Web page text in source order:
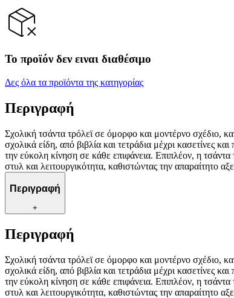
Το προϊόν δεν ειναι διαθέσιμο
Δες όλα τα προϊόντα της κατηγορίας
Περιγραφή
Σχολική τσάντα τρόλεϊ σε όμορφο και μοντέρνο σχέδιο,
σχολικά είδη, από βιβλία και τετράδια μέχρι κασετίνες
την εύκολη κίνηση σε κάθε επιφάνεια. Επιπλέον, η
στυλ και λειτουργικότητα, καθιστώντας την απαραίτητο
Περιγραφή
+
Περιγραφή
Σχολική τσάντα τρόλεϊ σε όμορφο και μοντέρνο σχέδιο,
σχολικά είδη, από βιβλία και τετράδια μέχρι κασετίνες
την εύκολη κίνηση σε κάθε επιφάνεια. Επιπλέον, η
στυλ και λειτουργικότητα, καθιστώντας την απαραίτητο